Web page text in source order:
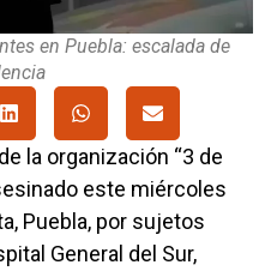
en Puebla: escalada de
la organización “3 de
este miércoles
Puebla, por sujetos
General del Sur,